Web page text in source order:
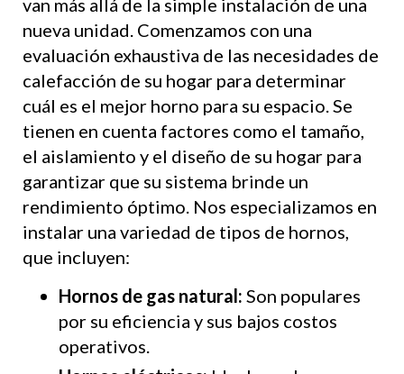
van más allá de la simple instalación de una
nueva unidad. Comenzamos con una
evaluación exhaustiva de las necesidades de
calefacción de su hogar para determinar
cuál es el mejor horno para su espacio. Se
tienen en cuenta factores como el tamaño,
el aislamiento y el diseño de su hogar para
garantizar que su sistema brinde un
rendimiento óptimo. Nos especializamos en
instalar una variedad de tipos de hornos,
que incluyen:
Hornos de gas natural: Son populares
por su eficiencia y sus bajos costos
operativos.